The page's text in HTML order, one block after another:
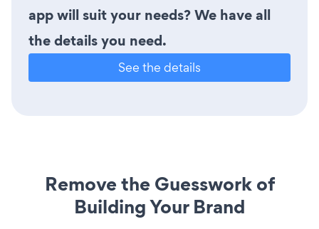
app will suit your needs? We have all
the details you need.
See the details
Remove the Guesswork of
Building Your Brand